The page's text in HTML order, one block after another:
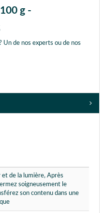
g -
Un de nos experts ou de nos
et de la lumière, Après
soigneusement le
son contenu dans une